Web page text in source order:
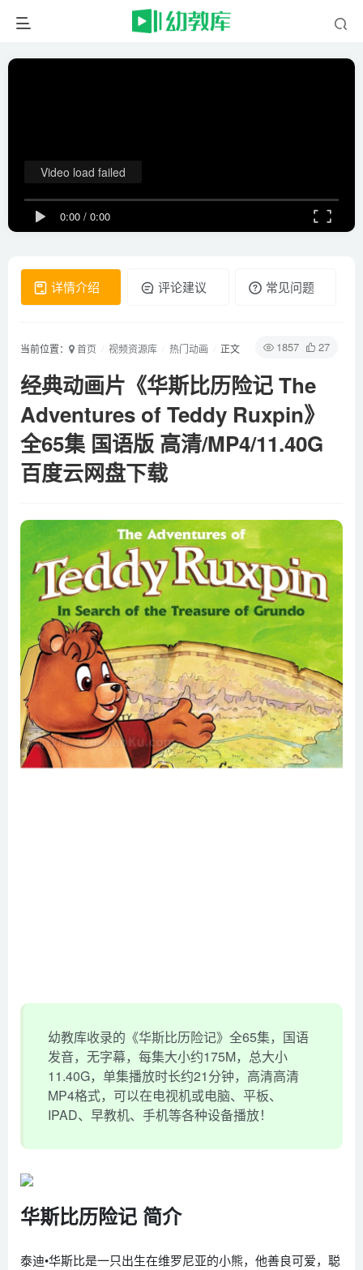
0:00 / 0:00
Video load failed
详情介绍 评论建议 常见问题
1857 27
当前位置： 首页 视频资源库 热门动画 正文
经典动画片《华斯比历险记 The
Adventures of Teddy Ruxpin》
全65集 国语版 高清/MP4/11.40G
百度云网盘下载
幼教库收录的《华斯比历险记》全65集，国语
发音，无字幕，每集大小约175M，总大小
11.40G，单集播放时长约21分钟，高清高清
MP4格式，可以在电视机或电脑、平板、
IPAD、早教机、手机等各种设备播放！
华斯比历险记 简介
泰迪•华斯比是一只出生在维罗尼亚的小熊，他善良可爱，聪